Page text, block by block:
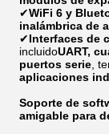
✔WiFi 6 y
inalámbrica de
✔Interfaces de
incluidoUART,
puertos serie ,
aplicaciones
Soporte de
amigable para